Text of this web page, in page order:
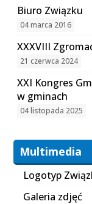
Biuro Związku
04 marca 2016
XXXVIII
21 czerwca 2024
XXI Kongres
w gminach
04 listopada 2025
Multimedia
Logotyp
Galeria zdjęć